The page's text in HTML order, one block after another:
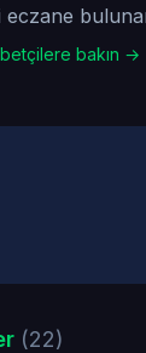
bakın →
(22)